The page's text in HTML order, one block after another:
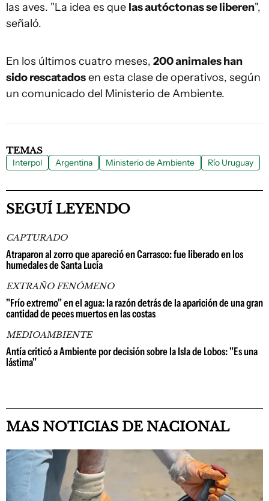
las aves. "La idea es que las autóctonas se liberen",
señaló.
En los últimos cuatro meses, 200 animales han
sido rescatadosen esta clase de operativos, según
un comunicado del Ministerio de Ambiente.
TEMAS
Interpol Argentina Ministerio de Ambiente Río Uruguay
SEGUÍ LEYENDO
CAPTURADO
Atraparon al zorro que apareció en Carrasco: fue liberado en los
humedales de Santa Lucía
EXTRAÑO FENÓMENO
"Frío extremo" en el agua: la razón detrás de la aparición de una gran
cantidad de peces muertos en las costas
MEDIOAMBIENTE
Antía criticó a Ambiente por decisión sobre la Isla de Lobos: "Es una
lástima"
MAS NOTICIAS DE NACIONAL